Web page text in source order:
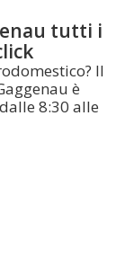
tutti i
Il
è
8:30 alle